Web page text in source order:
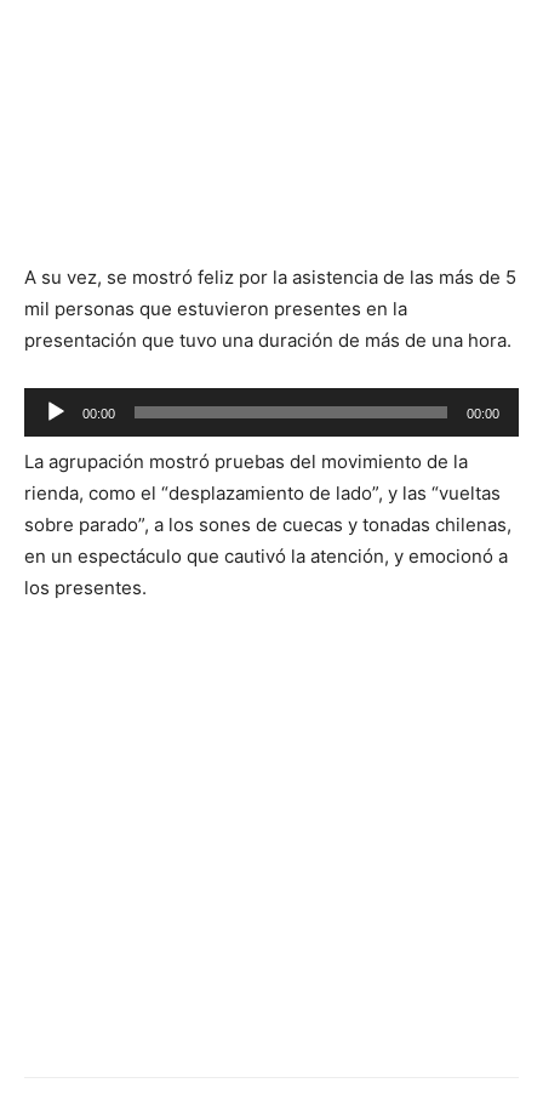
A su vez, se mostró feliz por la asistencia de las más de 5
mil personas que estuvieron presentes en la
presentación que tuvo una duración de más de una hora.
Reproductor
de
audio
00:00 00:00
La agrupación mostró pruebas del movimiento de la
rienda, como el “desplazamiento de lado”, y las “vueltas
sobre parado”, a los sones de cuecas y tonadas chilenas,
en un espectáculo que cautivó la atención, y emocionó a
los presentes.